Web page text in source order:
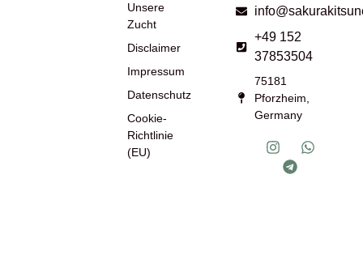
Unsere
Zucht
Disclaimer
Impressum
Datenschutz
Cookie-
Richtlinie
(EU)
+49 152
37853504
75181
Pforzheim,
Germany